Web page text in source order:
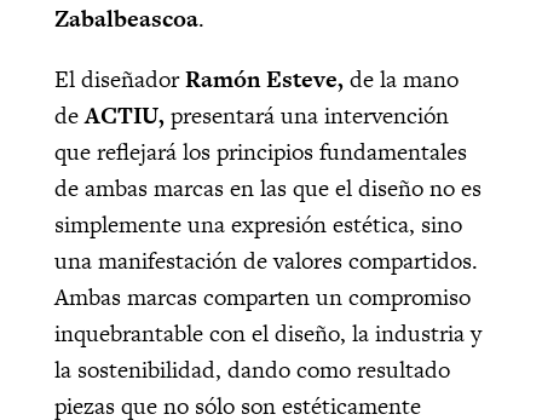
Zabalbeascoa.
El diseñadorRamón Esteve,de la mano
deACTIU,presentará una intervención
que reflejará los principios fundamentales
de ambas marcas en las que el diseño no es
simplemente una expresión estética, sino
una manifestación de valores compartidos.
Ambas marcas comparten un compromiso
inquebrantable con el diseño, la industria y
la sostenibilidad, dando como resultado
piezas que no sólo son estéticamente